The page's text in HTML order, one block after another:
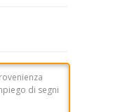
di segni